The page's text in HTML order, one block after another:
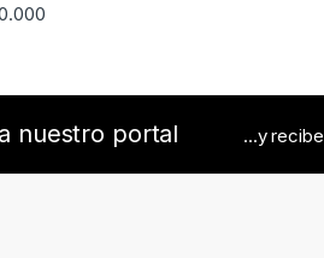
nuestro portal ...y recibe